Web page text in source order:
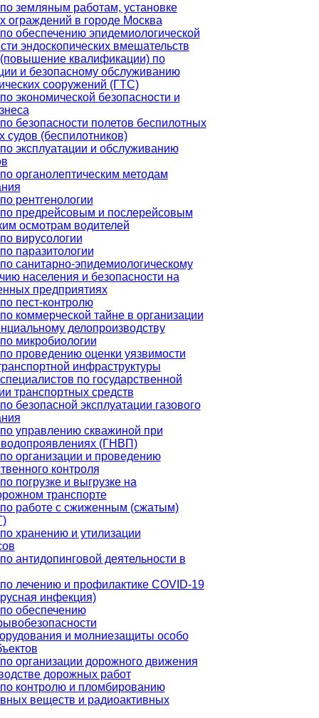
земляным работам, установке
ограждений в городе Москва
обеспечению эпидемиологической
эндоскопических вмешательств
квалификации) по
и безопасному обслуживанию
сооружений (ГТС)
экономической безопасности и
безопасности полетов беспилотных
судов (беспилотников)
эксплуатации и обслуживанию
органолептическим методам
рентгенологии
предрейсовым и послерейсовым
осмотрам водителей
вирусологии
паразитологии
санитарно-эпидемиологическому
населения и безопасности на
предприятиях
пест-контролю
коммерческой тайне в организации
делопроизводству
микробиологии
проведению оценки уязвимости
инфраструктуры
по государственной
транспортных средств
безопасной эксплуатации газового
управлению скважиной при
(ГНВП)
организации и проведению
контроля
погрузке и выгрузке на
транспорте
работе с сжиженным (сжатым)
хранению и утилизации
антидопинговой деятельности в
лечению и профилактике COVID-19
инфекция)
обеспечению
и молниезащиты особо
организации дорожного движения
дорожных работ
контролю и пломбированию
веществ и радиоактивных